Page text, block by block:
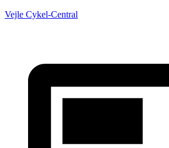
Vejle Cykel-Central